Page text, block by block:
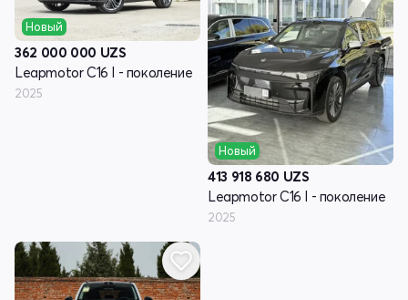
Новый
362 000 000 UZS
Leapmotor C16 I - поколение
2025
Новый
413 918 680 UZS
Leapmotor C16 I - поколение
2025